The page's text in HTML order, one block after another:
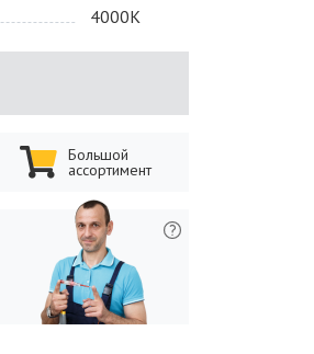
4000K
Большой
ассортимент